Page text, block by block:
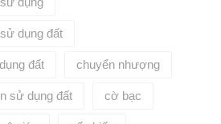
dụng đất
đất chuyển nhượng
sử dụng đất cờ bạc